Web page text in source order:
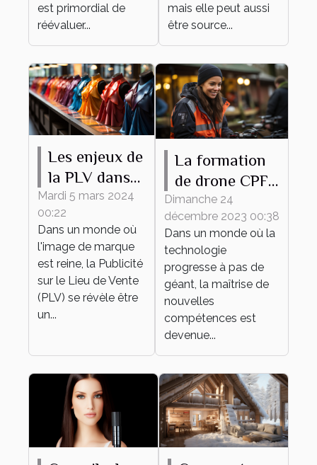
est primordial de
réévaluer...
mais elle peut aussi
être source...
Les enjeux de
la PLV dans
le secteur de
la mode
Mardi 5 mars 2024
00:22
Dans un monde où
l'image de marque
est reine, la Publicité
sur le Lieu de Vente
(PLV) se révèle être
un...
La formation
de drone CPF
comme outil
de
développement
personnel et
professionnel
Dimanche 24
décembre 2023 00:38
Dans un monde où la
technologie
progresse à pas de
géant, la maîtrise de
nouvelles
compétences est
devenue...